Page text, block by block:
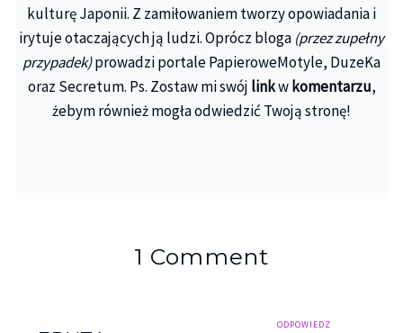
kulturę Japonii. Z zamiłowaniem tworzy opowiadania i
irytuje otaczających ją ludzi. Oprócz bloga (przez zupełny
przypadek)prowadzi portale PapieroweMotyle, DuzeKa
oraz Secretum. Ps. Zostaw mi swój linkwkomentarzu,
żebym również mogła odwiedzić Twoją stronę!
1 Comment
ODPOWIEDZ